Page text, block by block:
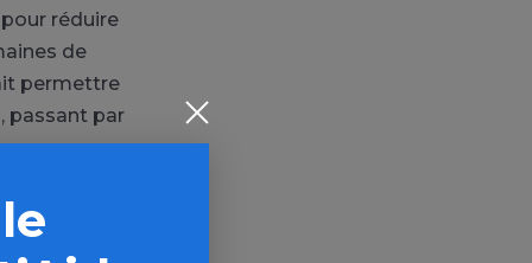
réduire
de
permettre
passant par
siècle.
pâte